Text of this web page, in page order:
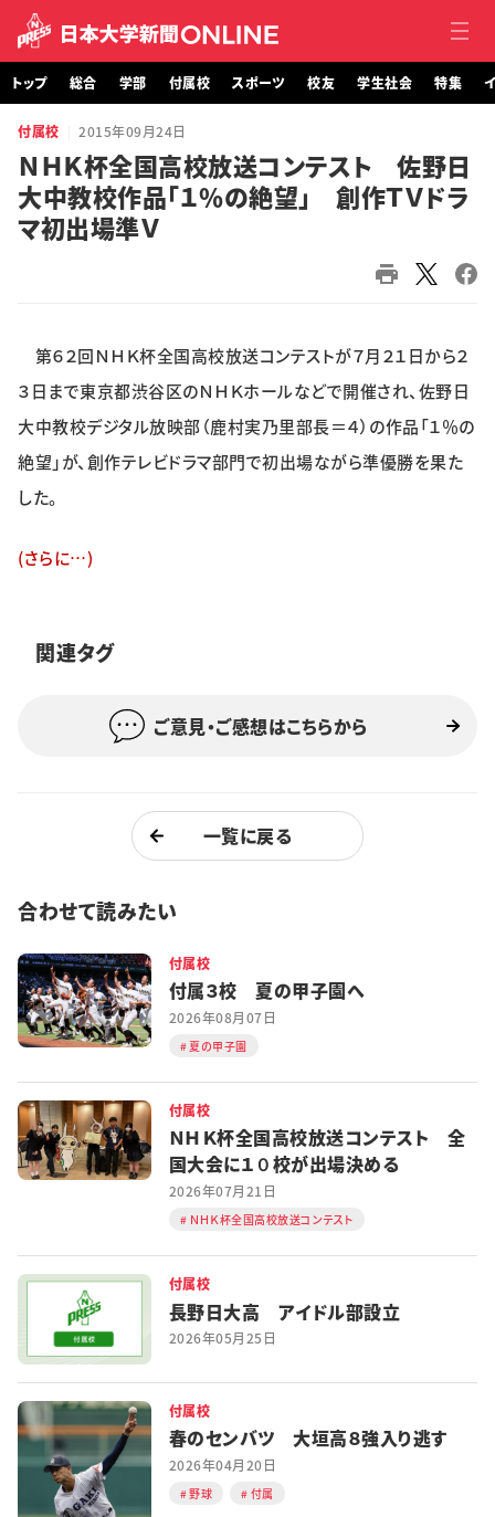
トップ
総合
スポーツ
学生社会
イベント
購読
学生記者募集 お問い合わせ
トップ 総合 学部 付属校 スポーツ 校友 学生社会 特集
付属校 2015年09月24日
ＮＨＫ杯全国高校放送コンテスト 佐野日
大中教校作品「１％の絶望」 創作ＴＶドラ
マ初出場準Ｖ
第６２回ＮＨＫ杯全国高校放送コンテストが７月２１日から２
３日まで東京都渋谷区のＮＨＫホールなどで開催され、佐野日
大中教校デジタル放映部（鹿村実乃里部長＝４）の作品「１％の
絶望」が、創作テレビドラマ部門で初出場ながら準優勝を果た
した。
(さらに…)
関連タグ
ご意見・ご感想はこちらから
一覧に戻る
合わせて読みたい
付属校
付属３校 夏の甲子園へ
2026年08月07日
夏の甲子園
付属校
ＮＨＫ杯全国高校放送コンテスト 全
国大会に１０校が出場決める
2026年07月21日
ＮＨＫ杯全国高校放送コンテスト
付属校
長野日大高 アイドル部設立
2026年05月25日
付属校
春のセンバツ 大垣高８強入り逃す
2026年04月20日
野球 付属